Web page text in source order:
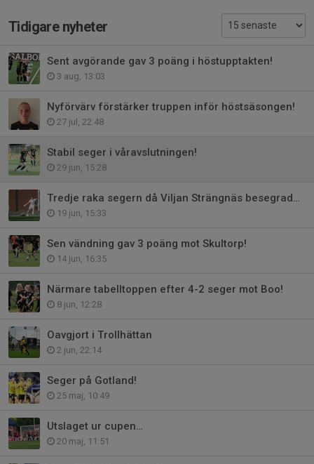
Tidigare nyheter
Sent avgörande gav 3 poäng i höstupptakten!
3 aug, 13:03
Nyförvärv förstärker truppen inför höstsäsongen!
27 jul, 22:48
Stabil seger i våravslutningen!
29 jun, 15:28
Tredje raka segern då Viljan Strängnäs besegrades med 5-0!
19 jun, 15:33
Sen vändning gav 3 poäng mot Skultorp!
14 jun, 16:35
Närmare tabelltoppen efter 4-2 seger mot Boo!
8 jun, 12:28
Oavgjort i Trollhättan
2 jun, 22:14
Seger på Gotland!
25 maj, 10:49
Utslaget ur cupen…
20 maj, 11:51